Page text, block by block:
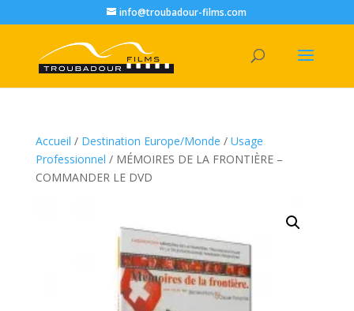
info@troubadour-films.com
Accueil / Destination Europe/Monde / Usage
Professionnel / MÉMOIRES DE LA FRONTIÈRE –
COMMANDER LE DVD